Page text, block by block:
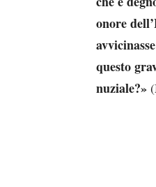
onore
questo
nuziale?»